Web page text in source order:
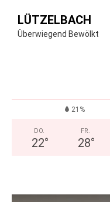
LÜTZELBACH
Überwiegend Bewölkt
21%
DO.
22°
FR.
28°